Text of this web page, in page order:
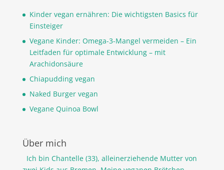
Kinder vegan ernähren: Die wichtigsten Basics für
Einsteiger
Vegane Kinder: Omega-3-Mangel vermeiden – Ein
Leitfaden für optimale Entwicklung – mit
Arachidonsäure
Chiapudding vegan
Naked Burger vegan
Vegane Quinoa Bowl
Über mich
Ich bin Chantelle (33), alleinerziehende Mutter von